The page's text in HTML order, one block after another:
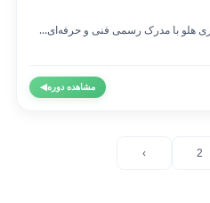
با مدرک رسمی فنی و حرفه‌ای...
مشاهده دوره◀